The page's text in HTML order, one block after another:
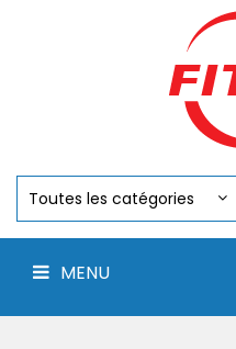
MENU
Chargeurs
Accus
Perceuse,
Visseuse
Batteries